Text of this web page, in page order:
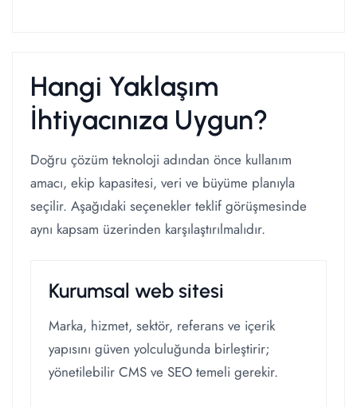
Hangi Yaklaşım
İhtiyacınıza Uygun?
Doğru çözüm teknoloji adından önce kullanım
amacı, ekip kapasitesi, veri ve büyüme planıyla
seçilir. Aşağıdaki seçenekler teklif görüşmesinde
aynı kapsam üzerinden karşılaştırılmalıdır.
Kurumsal web sitesi
Marka, hizmet, sektör, referans ve içerik
yapısını güven yolculuğunda birleştirir;
yönetilebilir CMS ve SEO temeli gerekir.